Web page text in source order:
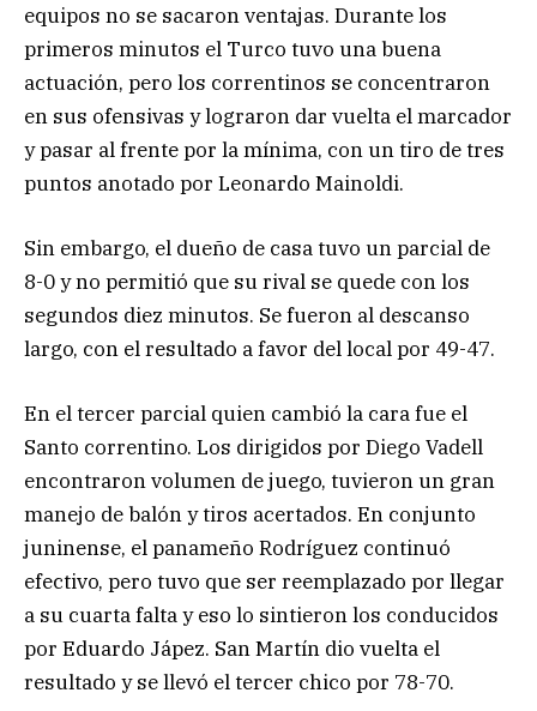
equipos no se sacaron ventajas. Durante los
primeros minutos el Turco tuvo una buena
actuación, pero los correntinos se concentraron
en sus ofensivas y lograron dar vuelta el marcador
y pasar al frente por la mínima, con un tiro de tres
puntos anotado por Leonardo Mainoldi.
Sin embargo, el dueño de casa tuvo un parcial de
8-0 y no permitió que su rival se quede con los
segundos diez minutos. Se fueron al descanso
largo, con el resultado a favor del local por 49-47.
En el tercer parcial quien cambió la cara fue el
Santo correntino. Los dirigidos por Diego Vadell
encontraron volumen de juego, tuvieron un gran
manejo de balón y tiros acertados. En conjunto
juninense, el panameño Rodríguez continuó
efectivo, pero tuvo que ser reemplazado por llegar
a su cuarta falta y eso lo sintieron los conducidos
por Eduardo Jápez. San Martín dio vuelta el
resultado y se llevó el tercer chico por 78-70.